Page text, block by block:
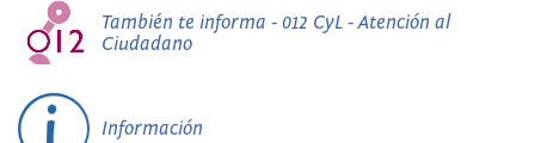
También te informa - 012 CyL - Atención al
Ciudadano
Información